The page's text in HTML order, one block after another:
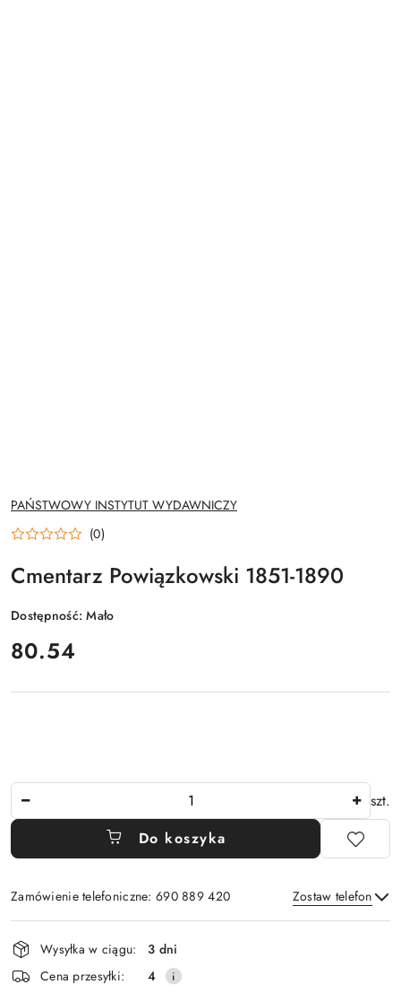
NAZWA
PRODUCENTA:
PAŃSTWOWY INSTYTUT WYDAWNICZY
(0)
Cmentarz Powiązkowski 1851-1890
Dostępność:Mało
cena:
80.54
szt.
Do koszyka
Zamówienie telefoniczne: 690 889 420 Zostaw telefon
Wyślij
Dostępność
i
dostawa
Wysyłka w ciągu:
3 dni
Cena przesyłki:
4